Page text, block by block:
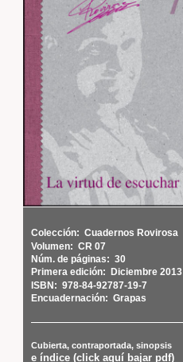
Colección: Cuadernos Rovirosa
Volumen: CR 07
Núm. de páginas: 30
Primera edición:
Diciembre 2013
ISBN: 978-84-92787-19-7
Encuadernación: Grapas
Cubierta, contraportada, sinopsis
e índice (click aquí bajar pdf)